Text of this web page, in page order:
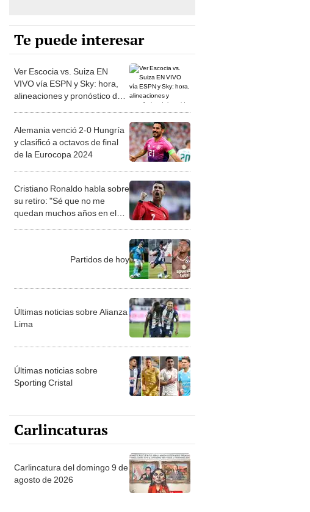
Te puede interesar
Ver Escocia vs. Suiza EN
VIVO vía ESPN y Sky: hora,
alineaciones y pronóstico del
Alemania venció 2-0 Hungría
y clasificó a octavos de final
de la Eurocopa 2024
Cristiano Ronaldo habla sobre
su retiro: "Sé que no me
quedan muchos años en el
Partidos de hoy
Últimas noticias sobre Alianza
Lima
Últimas noticias sobre
Sporting Cristal
Carlincaturas
Carlincatura del domingo 9 de
agosto de 2026